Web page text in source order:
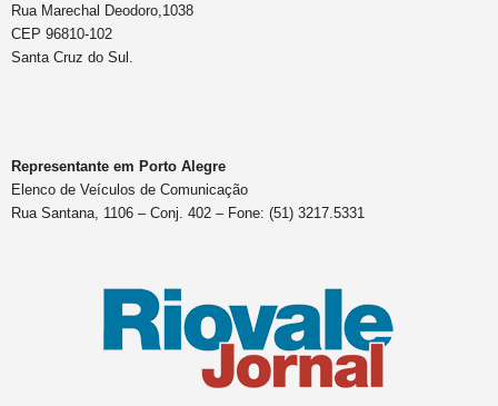
Rua Marechal Deodoro,1038
CEP 96810-102
Santa Cruz do Sul.
Representante em Porto Alegre
Elenco de Veículos de Comunicação
Rua Santana, 1106 – Conj. 402 – Fone: (51) 3217.5331